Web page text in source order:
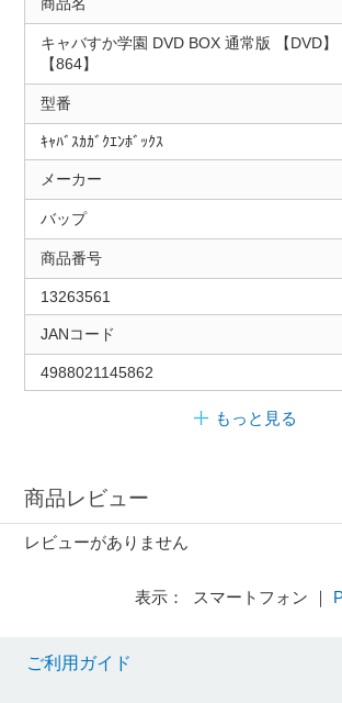
商品名
キャバすか学園 DVD BOX 通常版 【DVD】
【864】
型番
ｷｬﾊﾞｽｶｶﾞｸｴﾝﾎﾞｯｸｽ
メーカー
バップ
商品番号
13263561
JANコード
4988021145862
もっと見る
商品レビュー
レビューがありません
表示： スマートフォン ｜
ご利用ガイド